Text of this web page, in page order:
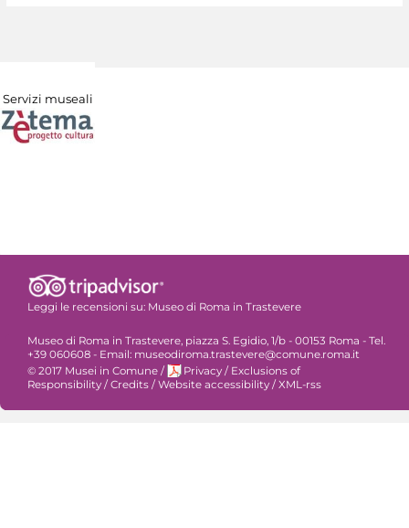
Servizi museali
Leggi le recensioni su: Museo di Roma in Trastevere
Museo di Roma in Trastevere, piazza S. Egidio, 1/b - 00153 Roma - Tel.
+39 060608 - Email: museodiroma.trastevere@comune.roma.it
© 2017 Musei in Comune / Privacy / Exclusions of
Responsibility / Credits / Website accessibility / XML-rss